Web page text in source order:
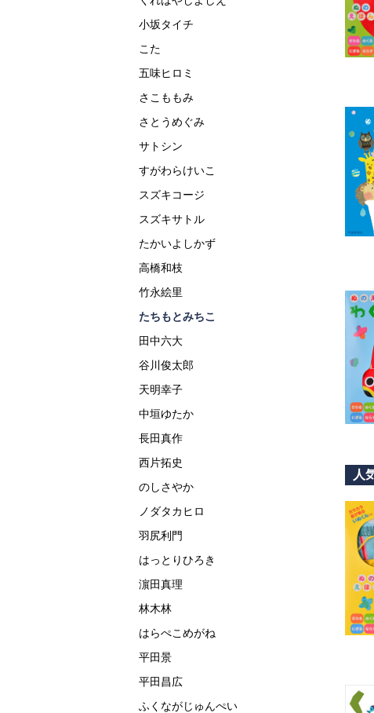
小坂タイチ
こた
五味ヒロミ
さこももみ
さとうめぐみ
サトシン
すがわらけいこ
スズキコージ
スズキサトル
たかいよしかず
高橋和枝
竹永絵里
たちもとみちこ
田中六大
谷川俊太郎
天明幸子
中垣ゆたか
長田真作
西片拓史
のしさやか
ノダタカヒロ
羽尻利門
はっとりひろき
濵田真理
林木林
はらぺこめがね
平田景
平田昌広
ふくながじゅんぺい
人